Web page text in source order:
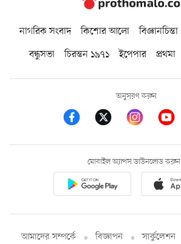
নাগরিক সংবাদ কিশোর আলো বিজ্ঞানচিন্তা
বন্ধুসভা
চিরন্তন ১৯৭১ ইপেপার প্রথমা
অনুসরণ করুন
মোবাইল অ্যাপস ডাউনলোড করুন
আমাদের সম্পর্কে বিজ্ঞাপন সার্কুলেশন